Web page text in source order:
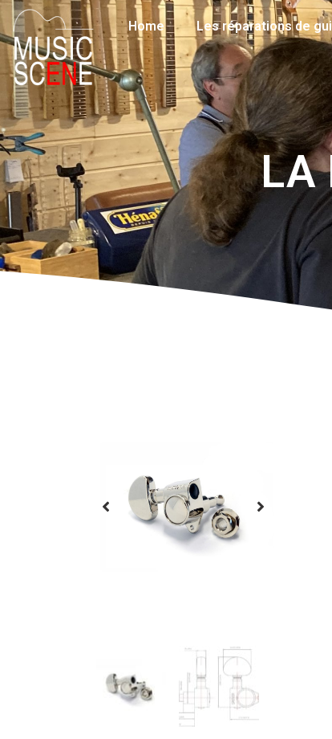
Home Les réparations de
LA